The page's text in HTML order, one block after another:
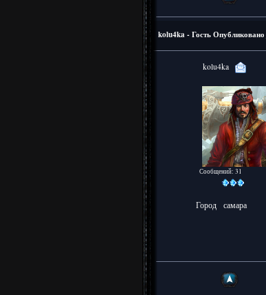
kolu4ka - ГостьОпубликовано
kolu4ka
Сообщений: 31
Город самара